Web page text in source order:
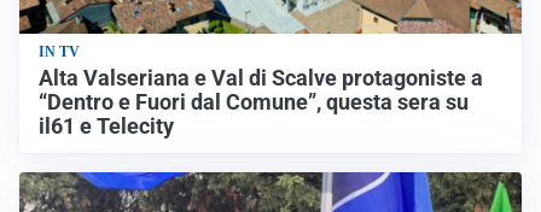
IN TV
Alta Valseriana e Val di Scalve protagoniste a
“Dentro e Fuori dal Comune”, questa sera su
il61 e Telecity